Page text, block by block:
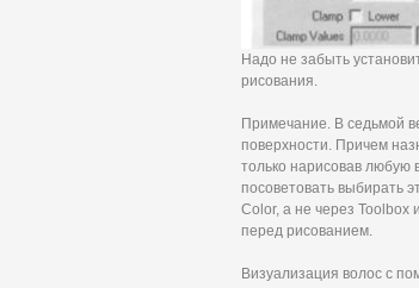
Надо не забыть
рисования.
Примечание. В седьмой
поверхности. Причем
только нарисовав любую
посоветовать выбирать
Color, а не через Toolbox
перед рисованием.
Визуализация волос с